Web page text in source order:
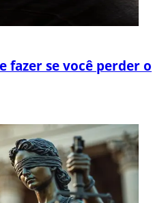
fazer se você perder o